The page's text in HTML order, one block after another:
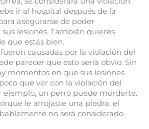
ir al hospital después de la
asegurarse de poder
lesiones. También quieres
que estás bien.
fueron causadas por la violación del
parecer que esto sería obvio. Sin
momentos en que sus lesiones
que ver con la violación del
ejemplo, un perro puede morderte.
le arrojaste una piedra, el
no será considerado